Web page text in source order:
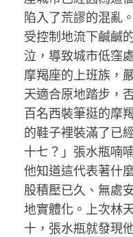
陷入了荒謬的混亂
受控制地流下鹹鹹
泣，導致城市低窪
摩羯座的上班族，
天適合原地踏步，
百名西裝筆挺的摩
的鞋子裡裝滿了已
十七？」張水瓶喃
他知道這代表著什
股積壓已久、無處
地實體化。上次林
十，張水瓶就發現